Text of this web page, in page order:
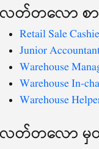
စကားလုံး
လတ်တ‌လော စာမူ
Retail Sale
Junior
Warehouse
Warehouse In-
Warehouse
လတ်တ‌လော မှတ်